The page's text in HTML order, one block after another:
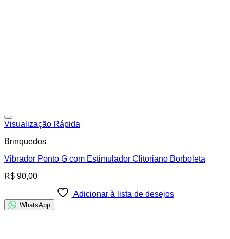
Visualização Rápida
Brinquedos
Vibrador Ponto G com Estimulador Clitoriano Borboleta
R$ 90,00
Adicionar à lista de desejos
WhatsApp